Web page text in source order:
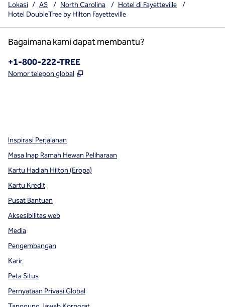
Lokasi / AS / North Carolina / Hotel di Fayetteville
/
Hotel DoubleTree by Hilton Fayetteville
Bagaimana kami dapat membantu?
Telepon:
+1-800-222-TREE
Nomor telepon global ,
Inspirasi Perjalanan
Masa Inap Ramah Hewan Peliharaan
Kartu Hadiah Hilton (Eropa)
Kartu Kredit
Pusat Bantuan
Aksesibilitas web
Media
Pengembangan
Karir
Peta Situs
Pernyataan Privasi Global